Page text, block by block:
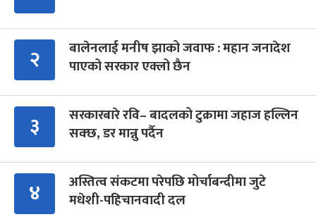
२
बालेनलाई मनीष झाको जवाफ : महान जनादेश
पाएको सरकार एक्लो छैन
३
सरकारबारे रवि– बादलको टुक्रामा जहाज हल्लिन
सक्छ, डर मान्नु पर्दैन
४
अस्तित्व संकटमा परेपछि मोर्चाबन्दीमा जुटे
मधेशी-पहिचानवादी दल